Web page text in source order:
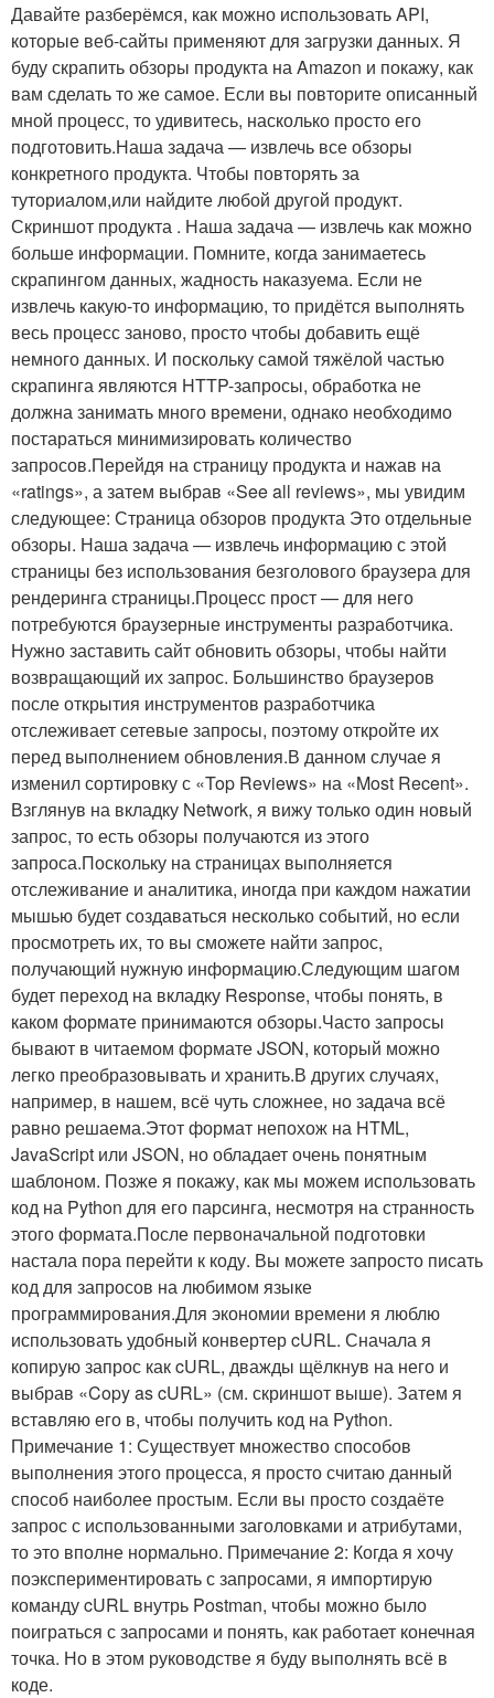
Давайте разберёмся, как можно использовать API,
которые веб-сайты применяют для загрузки данных. Я
буду скрапить обзоры продукта на Amazon и покажу, как
вам сделать то же самое. Если вы повторите описанный
мной процесс, то удивитесь, насколько просто его
подготовить.Наша задача — извлечь все обзоры
конкретного продукта. Чтобы повторять за
туториалом,или найдите любой другой продукт.
Скриншот продукта . Наша задача — извлечь как можно
больше информации. Помните, когда занимаетесь
скрапингом данных, жадность наказуема. Если не
извлечь какую-то информацию, то придётся выполнять
весь процесс заново, просто чтобы добавить ещё
немного данных. И поскольку самой тяжёлой частью
скрапинга являются HTTP-запросы, обработка не
должна занимать много времени, однако необходимо
постараться минимизировать количество
запросов.Перейдя на страницу продукта и нажав на
«ratings», а затем выбрав «See all reviews», мы увидим
следующее: Страница обзоров продукта Это отдельные
обзоры. Наша задача — извлечь информацию с этой
страницы без использования безголового браузера для
рендеринга страницы.Процесс прост — для него
потребуются браузерные инструменты разработчика.
Нужно заставить сайт обновить обзоры, чтобы найти
возвращающий их запрос. Большинство браузеров
после открытия инструментов разработчика
отслеживает сетевые запросы, поэтому откройте их
перед выполнением обновления.В данном случае я
изменил сортировку с «Top Reviews» на «Most Recent».
Взглянув на вкладку Network, я вижу только один новый
запрос, то есть обзоры получаются из этого
запроса.Поскольку на страницах выполняется
отслеживание и аналитика, иногда при каждом нажатии
мышью будет создаваться несколько событий, но если
просмотреть их, то вы сможете найти запрос,
получающий нужную информацию.Следующим шагом
будет переход на вкладку Response, чтобы понять, в
каком формате принимаются обзоры.Часто запросы
бывают в читаемом формате JSON, который можно
легко преобразовывать и хранить.В других случаях,
например, в нашем, всё чуть сложнее, но задача всё
равно решаема.Этот формат непохож на HTML,
JavaScript или JSON, но обладает очень понятным
шаблоном. Позже я покажу, как мы можем использовать
код на Python для его парсинга, несмотря на странность
этого формата.После первоначальной подготовки
настала пора перейти к коду. Вы можете запросто писать
код для запросов на любимом языке
программирования.Для экономии времени я люблю
использовать удобный конвертер cURL. Сначала я
копирую запрос как cURL, дважды щёлкнув на него и
выбрав «Copy as cURL» (см. скриншот выше). Затем я
вставляю его в, чтобы получить код на Python.
Примечание 1: Существует множество способов
выполнения этого процесса, я просто считаю данный
способ наиболее простым. Если вы просто создаёте
запрос с использованными заголовками и атрибутами,
то это вполне нормально. Примечание 2: Когда я хочу
поэкспериментировать с запросами, я импортирую
команду cURL внутрь Postman, чтобы можно было
поиграться с запросами и понять, как работает конечная
точка. Но в этом руководстве я буду выполнять всё в
коде.